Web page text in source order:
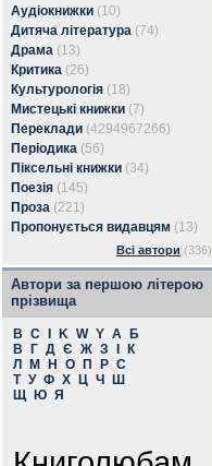
Аудіокнижки (10)
Дитяча література (74)
Драма (13)
Критика (26)
Культурологія (18)
Мистецькі книжки (7)
Переклади (4294967266)
Періодика (56)
Піксельні книжки (34)
Поезія (145)
Проза (221)
Пропонується видавцям (13)
Всі автори (336)
Автори за першою літерою
прізвища
B C K W Y А
Б
В
Г Д Є Ж З
К
Л
М Н О П Р С
Т У Ф Х Ц Ч
Ш
Щ
Ю Я